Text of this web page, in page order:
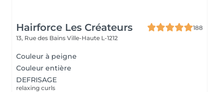
Hairforce Les Créateurs
188
13, Rue des Bains Ville-Haute L-1212
Couleur à peigne
Couleur entière
DEFRISAGE
relaxing curls